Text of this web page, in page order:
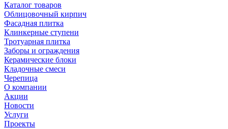
Каталог товаров
Облицовочный кирпич
Фасадная плитка
Клинкерные ступени
Тротуарная плитка
Заборы и ограждения
Керамические блоки
Кладочные смеси
Черепица
О компании
Акции
Новости
Услуги
Проекты